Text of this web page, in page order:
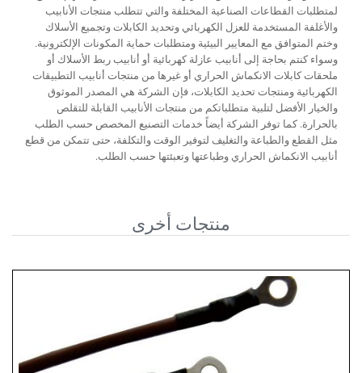
لمتطلبات القطاعات الصناعية المختلفة والتي تتطلب منتجات الأنابيب
والأغلفة المستخدمة للعزل الكهربائي وتحديد الكابلات وتجميع الأسلاك
وختم المتوافق مع المعايير البيئية ومتطلبات حماية المكونات الإلكترونية.
وسواء كنتم بحاجة إلى أنابيب عازلة كهربائية أو أنابيب ربط الأسلاك أو
ملحقات كابلات الانكماش الحراري أو غيرها من منتجات أنابيب التطبيقات
الكهربائية ومنتجات تحديد الكابلات، فإن الشركة هي المصدر الموثوق
والخيار الأفضل لتلبية متطلباتكم من منتجات الأنابيب القابلة للتقلص
بالحرارة. كما توفر الشركة أيضاً خدمات التصنيع المخصص حسب الطلب
مثل القطع والطباعة والتغليف لتوفير الوقت والتكلفة، حتى تتمكن من قطع
أنابيب الانكماش الحراري وطباعتها وتعبئتها حسب الطلب.
منتجات أخرى